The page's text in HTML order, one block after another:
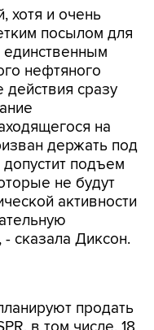
хотя и очень
посылом для
нефтяного
сразу
на
держать под
подъем
не будут
активности
- сказала Диксон.
продать